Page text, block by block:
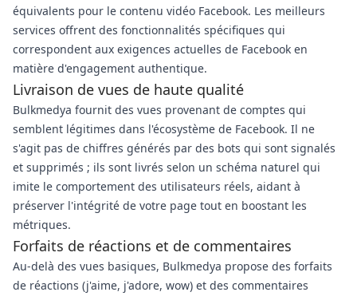
équivalents pour le contenu vidéo Facebook. Les meilleurs
services offrent des fonctionnalités spécifiques qui
correspondent aux exigences actuelles de Facebook en
matière d'engagement authentique.
Livraison de vues de haute qualité
Bulkmedya fournit des vues provenant de comptes qui
semblent légitimes dans l'écosystème de Facebook. Il ne
s'agit pas de chiffres générés par des bots qui sont signalés
et supprimés ; ils sont livrés selon un schéma naturel qui
imite le comportement des utilisateurs réels, aidant à
préserver l'intégrité de votre page tout en boostant les
métriques.
Forfaits de réactions et de commentaires
Au-delà des vues basiques, Bulkmedya propose des forfaits
de réactions (j'aime, j'adore, wow) et des commentaires